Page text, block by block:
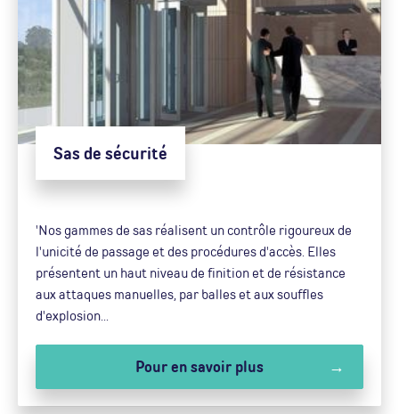
Sas de sécurité
'Nos gammes de sas réalisent un contrôle rigoureux de
l'unicité de passage et des procédures d'accès. Elles
présentent un haut niveau de finition et de résistance
aux attaques manuelles, par balles et aux souffles
d'explosion...
Pour en savoir plus